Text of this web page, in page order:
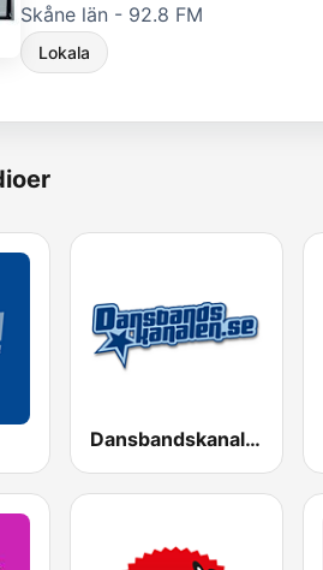
Skåne län - 92.8 FM
Lokala
Dansbandskanalen